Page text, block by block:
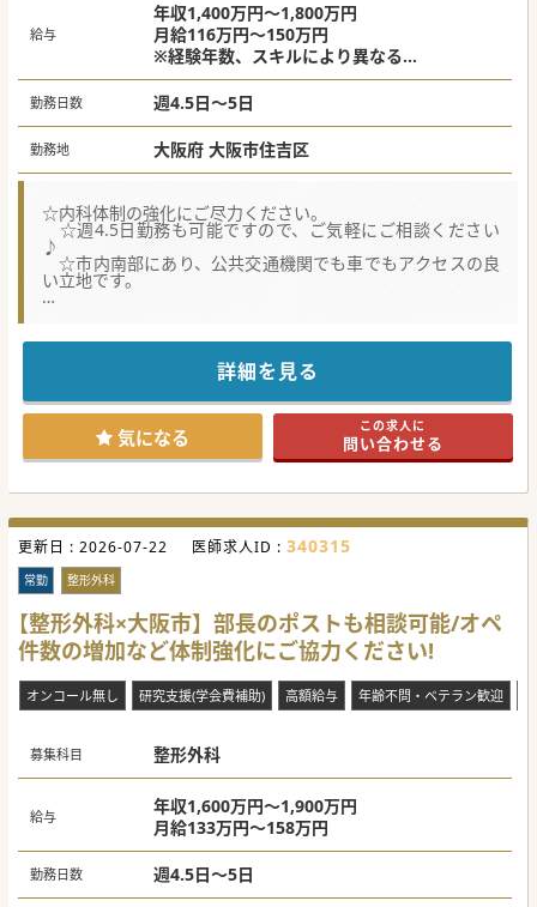
されておりますので、年収3,000万円以上支給されている先
生方もおられます。
■本院のクリニックは昔ながらの町並みも漂うエリアにあ
り、主に生活圏内の患者様が来院されています。
■現状、残業はほとんど発生しておらず、また週4日勤務も
可能ですので、家庭やプライベートとの両立を叶えたい先生
にも無理なくご勤務いただけるかと存じます。外来のみや、
訪問診療をミックスした働き方等、業務内容のバランスは柔
軟にアレンジすることができます。
#秋入職可
給与
年収1,400万円～1,800万円
月給116万円～150万円
※経験年数、スキルにより異なる
※早番・居残りでは、時給12,500円が別途支
給されます。
勤務日数 週4.5日～5日
勤務地 大阪府 大阪市住吉区
☆内科体制の強化にご尽力ください。
☆週4.5日勤務も可能ですので、ご気軽にご相談ください
♪
☆市内南部にあり、公共交通機関でも車でもアクセスの良
い立地です。
れたため、今回募集に至りました。
コンパクトな病院で、JRや地下鉄の最寄り駅から徒歩数分と
通勤もしやすい立地です◎
#秋入職可
詳細を見る
気になる この求人に
問い合わせる
更新日 : 2026-07-22 医師求人ID : 340315
常勤 整形外科
【整形外科×大阪市】部長のポストも相談可能/オペ
件数の増加など体制強化にご協力ください!
オンコール無し 研究支援(学会費補助) 高額給与 年齢不問・ベテラン歓迎
募集科目 整形外科
給与
年収1,600万円～1,900万円
月給133万円～158万円
勤務日数 週4.5日～5日